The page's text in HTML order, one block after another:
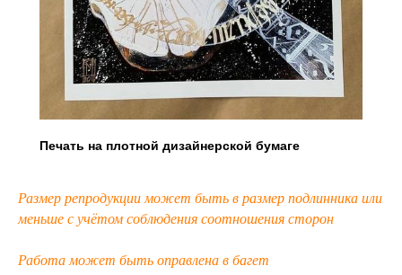
Печать на плотной дизайнерской бумаге
Размер репродукции может быть в размер подлинника или
меньше с учётом соблюдения соотношения сторон
Работа может быть оправлена в багет